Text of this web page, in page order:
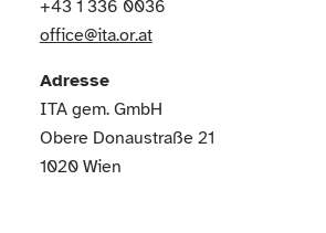
+43 1 336 0036
office@ita.or.at
Adresse
ITA gem. GmbH
Obere Donaustraße 21
1020 Wien